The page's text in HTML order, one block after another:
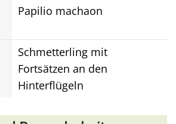
Papilio machaon
Schmetterling mit
Fortsätzen an den
Hinterflügeln